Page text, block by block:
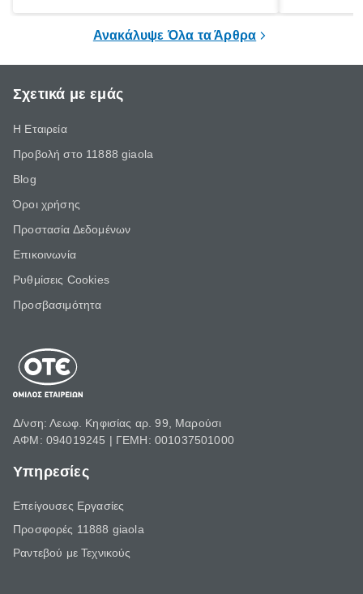
Ανακάλυψε Όλα τα Άρθρα
Σχετικά με εμάς
Η Εταιρεία
Προβολή στο 11888 giaola
Blog
Όροι χρήσης
Προστασία Δεδομένων
Επικοινωνία
Ρυθμίσεις Cookies
Προσβασιμότητα
Δ/νση: Λεωφ. Κηφισίας αρ. 99, Μαρούσι
ΑΦΜ: 094019245 | ΓΕΜΗ: 001037501000
Υπηρεσίες
Επείγουσες Εργασίες
Προσφορές 11888 giaola
Ραντεβού με Τεχνικούς